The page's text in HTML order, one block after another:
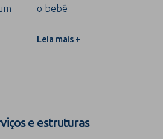
o bebê
Leia mais +
e estruturas